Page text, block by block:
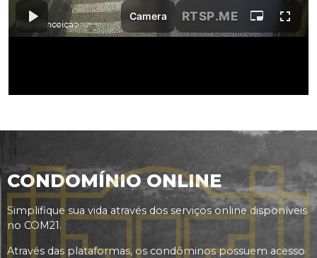
CONDOMÍNIO ONLINE
Simplifique sua vida através dos serviços online disponíveis
no COM21.
Através das plataformas, os condôminos possuem acesso